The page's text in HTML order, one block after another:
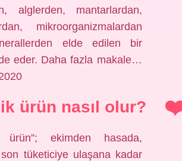
alglerden, mantarlardan,
mikroorganizmalardan
elde edilen bir
eder. Daha fazla makale…
ürün nasıl olur?
ürün”; ekimden hasada,
tüketiciye ulaşana kadar